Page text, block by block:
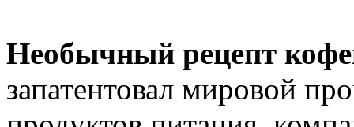
Необычный рецепт
запатентовал мировой